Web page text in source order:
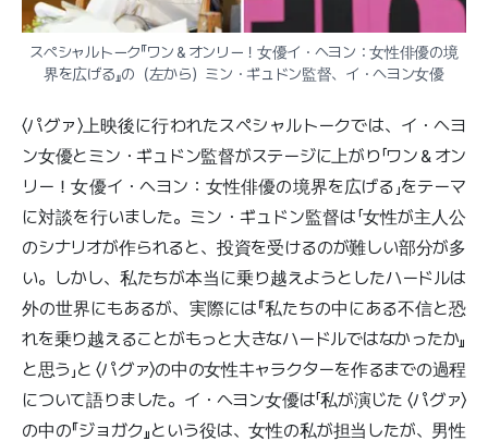
スペシャルトーク『ワン＆オンリー！女優イ・ヘヨン：女性俳優の境
界を広げる』の（左から）ミン・ギュドン監督、イ・ヘヨン女優
〈パグァ〉上映後に行われたスペシャルトークでは、イ・ヘヨ
ン女優とミン・ギュドン監督がステージに上がり「ワン＆オン
リー！女優イ・ヘヨン：女性俳優の境界を広げる」をテーマ
に対談を行いました。ミン・ギュドン監督は「女性が主人公
のシナリオが作られると、投資を受けるのが難しい部分が多
い。しかし、私たちが本当に乗り越えようとしたハードルは
外の世界にもあるが、実際には『私たちの中にある不信と恐
れを乗り越えることがもっと大きなハードルではなかったか』
と思う」と 〈パグァ〉の中の女性キャラクターを作るまでの過程
について語りました。イ・ヘヨン女優は「私が演じた 〈パグァ〉
の中の『ジョガク』という役は、女性の私が担当したが、男性